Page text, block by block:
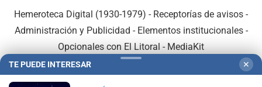
Hemeroteca Digital (1930-1979) - Receptorías de avisos -
Administración y Publicidad - Elementos institucionales-
Opcionales con El Litoral - MediaKit
TE PUEDE INTERESAR ✕